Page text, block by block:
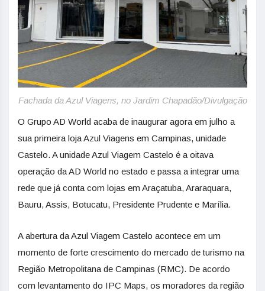
Fachada da Azul Viagens, no Jardim Chapadão/Divulgação
O Grupo AD World acaba de inaugurar agora em julho a
sua primeira loja Azul Viagens em Campinas, unidade
Castelo. A unidade Azul Viagem Castelo é a oitava
operação da AD World no estado e passa a integrar uma
rede que já conta com lojas em Araçatuba, Araraquara,
Bauru, Assis, Botucatu, Presidente Prudente e Marília.
A abertura da Azul Viagem Castelo acontece em um
momento de forte crescimento do mercado de turismo na
Região Metropolitana de Campinas (RMC). De acordo
com levantamento do IPC Maps, os moradores da região